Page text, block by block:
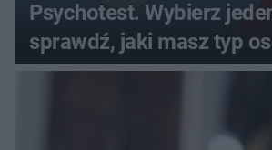
Psychotest. Wybierz
sprawdź, jaki masz typ